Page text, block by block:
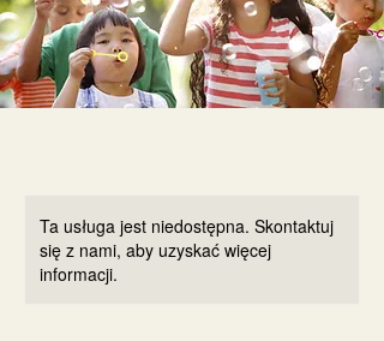
Ta usługa jest niedostępna. Skontaktuj
się z nami, aby uzyskać więcej
informacji.